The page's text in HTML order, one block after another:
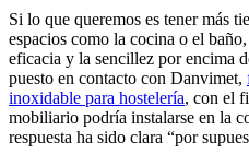
Si lo que queremos es tener más
espacios como la cocina o el
eficacia y la sencillez por encima
puesto en contacto con Danvimet,
inoxidable para hostelería, con el
mobiliario podría instalarse en la
respuesta ha sido clara “por